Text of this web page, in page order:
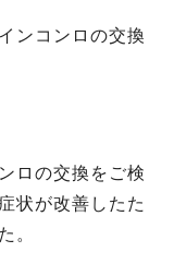
ンコンロの交換
ロの交換をご検
状が改善したた
。